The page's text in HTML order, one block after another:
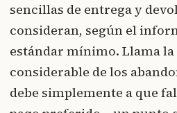
sencillas de entrega y
consideran, según el
estándar mínimo. Llama
considerable de los
debe simplemente a que